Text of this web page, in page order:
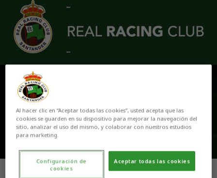
Skip to main content
Al hacer clic en “Aceptar todas las cookies”, usted acepta que las
cookies se guarden en su dispositivo para mejorar la navegación del
sitio, analizar el uso del mismo, y colaborar con nuestros estudios
para marketing.
Aceptar todas las cookies
Configuración de
cookies